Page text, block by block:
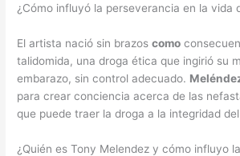
¿Cómo influyó la perseverancia en la vida
El artista nació sin brazoscomo
talidomida, una droga ética que ingirió su
embarazo, sin control adecuado.
para crear conciencia acerca de las
que puede traer la droga a la integridad
¿Quién es Tony Melendez y cómo influyo